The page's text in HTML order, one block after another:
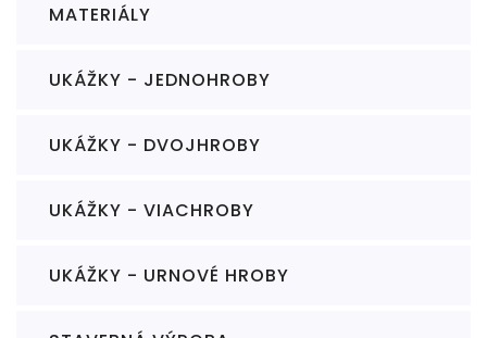
MATERIÁLY
UKÁŽKY - JEDNOHROBY
UKÁŽKY - DVOJHROBY
UKÁŽKY - VIACHROBY
UKÁŽKY - URNOVÉ HROBY